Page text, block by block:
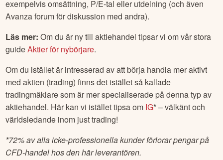
Var kan jag investera iClimeon aktie?
Det finns en uppsjö av olika alternativ, men vi
rekommenderar generellt Sveriges ledande nätmäklare
Nordnetför den som vill börja handla med aktier iClimeon
Hos dessa nätmäklare kan du även seClimeon
samt hitta ytterligare bra information om bolaget/aktien, som
exempelvis omsättning, P/E-tal eller utdelning (och även
Avanza forum för diskussion med andra).
Läs mer:Om du är ny till aktiehandel tipsar vi om vår stora
guideAktier för nybörjare.